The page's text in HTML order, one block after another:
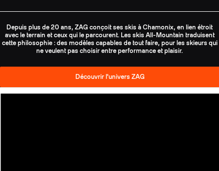
Depuis plus de 20 ans, ZAG conçoit ses skis à Chamonix, en lien étroit
avec le terrain et ceux qui le parcourent. Les skis All-Mountain traduisent
cette philosophie : des modèles capables de tout faire, pour les skieurs qui
ne veulent pas choisir entre performance et plaisir.
Découvrir l'univers ZAG